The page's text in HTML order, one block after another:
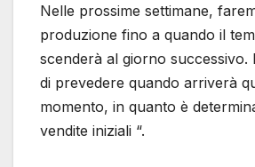
Nelle prossime settimane,
produzione fino a quando il
scenderà al giorno successivo.
di prevedere quando arriverà
momento, in quanto è
vendite iniziali “.